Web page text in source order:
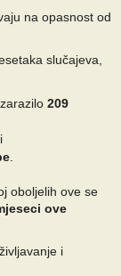
na opasnost od
slučajeva,
209
, i
oboljelih ove se
ove
i